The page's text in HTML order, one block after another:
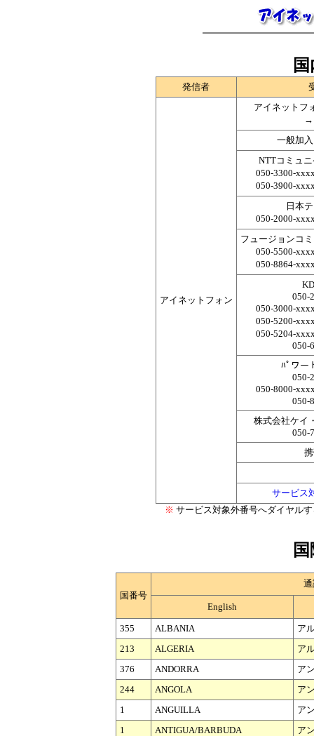
発信者
アイネットフォン
アイネットフ
一般加
NTTコミュ
050-3300-
050-3900-
日本
050-2000-
フュージョンコ
050-5500-
050-8864-
050-
050-3000-
050-5200-
050-5204-
050-
ﾊﾟワー
050-
050-8000-
050-
株式会社ケイ
050-
サービス
※ サービス対象外番号へダイヤル
国番号
English
355 ALBANIA
ア
213
ALGERIA
ア
376
ANDORRA
ア
244
ANGOLA
ア
1
ANGUILLA
ア
1
ANTIGUA/BARBUDA
ア